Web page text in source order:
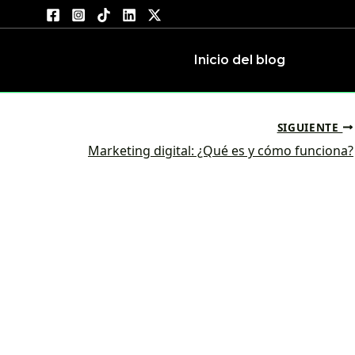
Inicio del blog
SIGUIENTE
Marketing digital: ¿Qué es y cómo funciona?